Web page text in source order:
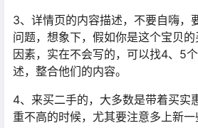
3、详情页的内容描述，不要自嗨，
问题，想象下，假如你是这个宝贝
因素，实在不会写的，可以找4、5
述，整合他们的内容。
4、来买二手的，大多数是带着买实
重不高的时候，尤其要注意多上新一